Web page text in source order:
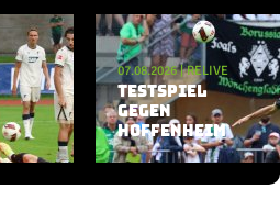
07.08.2026|RELIVE
TESTSPIEL
GEGEN
HOFFENHEIM